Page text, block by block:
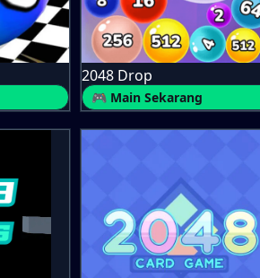
2048 Drop
🎮 Main Sekarang